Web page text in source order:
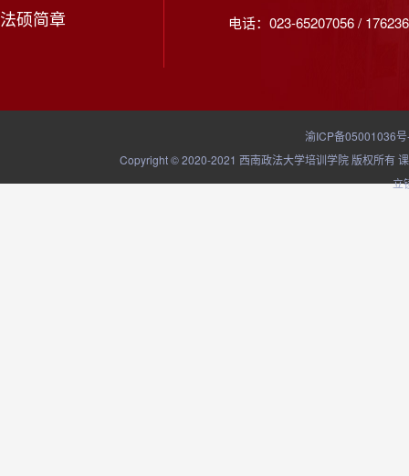
法硕简章
电话：023-65207056 /
渝ICP备05001036
Copyright © 2020-2021 西南政法大学培训学院 版权所有
立